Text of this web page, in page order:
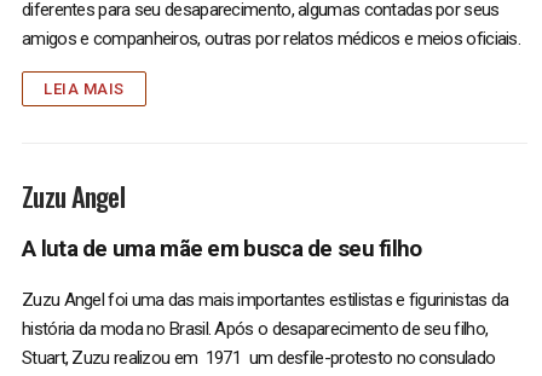
diferentes para seu desaparecimento, algumas contadas por seus
amigos e companheiros, outras por relatos médicos e meios oficiais.
LEIA MAIS
Zuzu Angel
A luta de uma mãe em busca de seu filho
Zuzu Angel foi uma das mais importantes estilistas e figurinistas da
história da moda no Brasil. Após o desaparecimento de seu filho,
Stuart, Zuzu realizou em 1971 um desfile-protesto no consulado